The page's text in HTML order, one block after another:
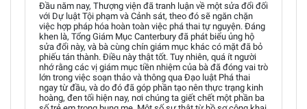
Đầu năm nay, Thượng viện đã tranh luận về một sửa đổi đối
với Dự luật Tội phạm và Cảnh sát, theo đó sẽ ngăn chặn
việc hợp pháp hóa hoàn toàn việc phá thai tự nguyện. Đáng
khen là, Tổng Giám Mục Canterbury đã phát biểu ủng hộ
sửa đổi này, và bà cùng chín giám mục khác có mặt đã bỏ
phiếu tán thành. Điều này thật tốt. Tuy nhiên, quá ít người
nhớ rằng các vị giám mục tiền nhiệm của bà đã đóng vai trò
lớn trong việc soạn thảo và thông qua Đạo luật Phá thai
ngay từ đầu, và do đó đã góp phần tạo nên thực trạng kinh
hoàng, đen tối hiện nay, nơi chúng ta giết chết một phần ba